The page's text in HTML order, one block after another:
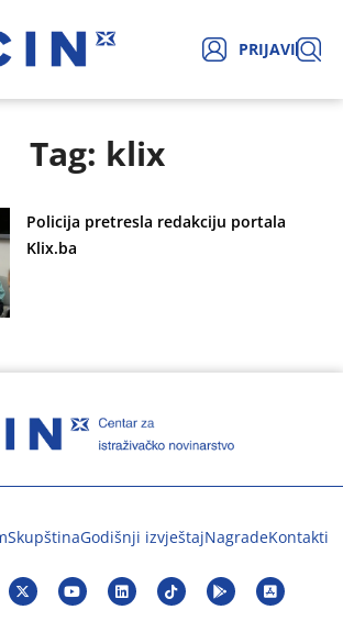
PRIJAVI
Tag: klix
Policija pretresla redakciju portala
Klix.ba
SkupštinaGodišnji izvještajNagradeKontakti